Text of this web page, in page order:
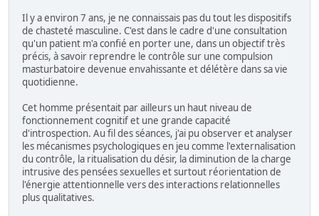
Il y a environ 7 ans, je ne connaissais pas du tout les dispositifs
de chasteté masculine. C'est dans le cadre d'une consultation
qu'un patient m'a confié en porter une, dans un objectif très
précis, à savoir reprendre le contrôle sur une compulsion
masturbatoire devenue envahissante et délétère dans sa vie
quotidienne.
Cet homme présentait par ailleurs un haut niveau de
fonctionnement cognitif et une grande capacité
d'introspection. Au fil des séances, j'ai pu observer et analyser
les mécanismes psychologiques en jeu comme l'externalisation
du contrôle, la ritualisation du désir, la diminution de la charge
intrusive des pensées sexuelles et surtout réorientation de
l'énergie attentionnelle vers des interactions relationnelles
plus qualitatives.